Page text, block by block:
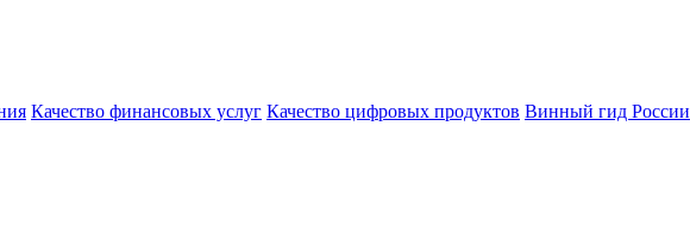
Качество финансовых услуг Качество цифровых продуктов Винный гид России